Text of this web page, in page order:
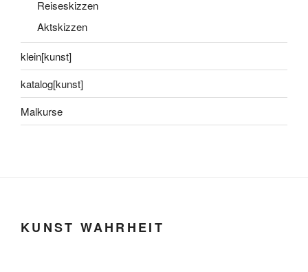
Reiseskizzen
Aktskizzen
klein[kunst]
katalog[kunst]
Malkurse
KUNST WAHRHEIT